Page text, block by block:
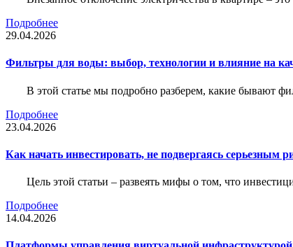
Подробнее
29.04.2026
Фильтры для воды: выбор, технологии и влияние на
В этой статье мы подробно разберем, какие бывают
Подробнее
23.04.2026
Как начать инвестировать, не подвергаясь серьезным
Цель этой статьи – развеять мифы о том, что
Подробнее
14.04.2026